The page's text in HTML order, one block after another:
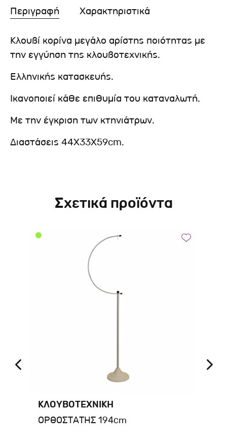
Περιγραφή Χαρακτηριστικά
Κλουβί κορίνα μεγάλο αρίστης ποιότητας με
την εγγύηση της κλουβοτεχνικής.
Ελληνικής κατασκευής.
Ικανοποιεί κάθε επιθυμία του καταναλωτή.
Με την έγκριση των κτηνιάτρων.
Διαστάσεις 44Χ33Χ59cm.
Σχετικά προϊόντα
ΚΛΟΥΒΟΤΕΧΝΙΚΗ
ΟΡΘΟΣΤΑΤΗΣ 194cm